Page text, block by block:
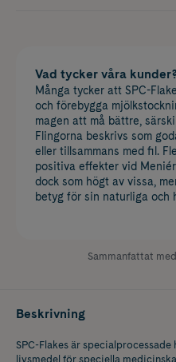
Vad tycker våra kunder?
Många tycker att SPC-
och förebygga
magen att må bättre,
Flingorna beskrivs som
eller tillsammans med fil.
positiva effekter vid
dock som högt av vissa,
betyg för sin naturliga och
Sammanfattat
Beskrivning
SPC-Flakes är
livsmedel för speciella